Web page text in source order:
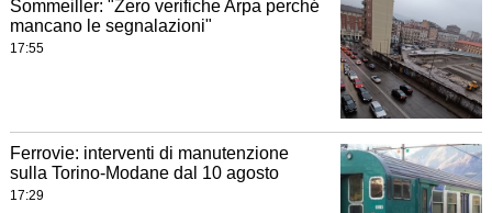
Sommeiller: "Zero verifiche Arpa perché
mancano le segnalazioni"
17:55
Ferrovie: interventi di manutenzione
sulla Torino-Modane dal 10 agosto
17:29